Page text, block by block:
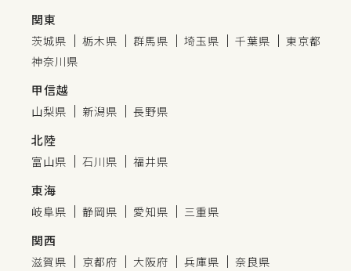
関東
茨城県 栃木県 群馬県 埼玉県 千葉県
東京都
神奈川県
甲信越
山梨県 新潟県 長野県
北陸
富山県 石川県 福井県
東海
岐阜県 静岡県 愛知県 三重県
関西
滋賀県 京都府 大阪府 兵庫県
奈良県